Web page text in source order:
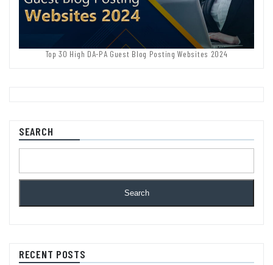
Top 30 High DA-PA Guest Blog Posting Websites 2024
SEARCH
Search
RECENT POSTS